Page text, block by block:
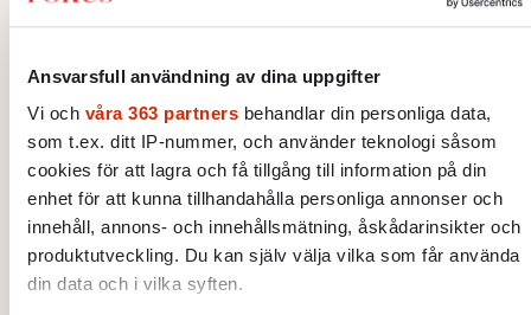
Ansvarsfull användning av dina uppgifter
Vi och våra 363 partners behandlar din personliga data,
som t.ex. ditt IP-nummer, och använder teknologi såsom
cookies för att lagra och få tillgång till information på din
enhet för att kunna tillhandahålla personliga annonser och
innehåll, annons- och innehållsmätning, åskådarinsikter och
produktutveckling. Du kan själv välja vilka som får använda
din data och i vilka syften.
Dessvärre är inte verkligheten fullt så enkel.
Det handlar till att börja med om
arbetstrygghet och individers privata
ekonomi, men även prestige och gemenskap.
Det är mera attraktivt för en journalist att få
arbeta på en större redaktion där det finns
bättre ekonomiska resurser. En krönikör som
får ett högt arvode för sina texter riskerar
inte sitt uppdrag i onödan. Särskilda problem